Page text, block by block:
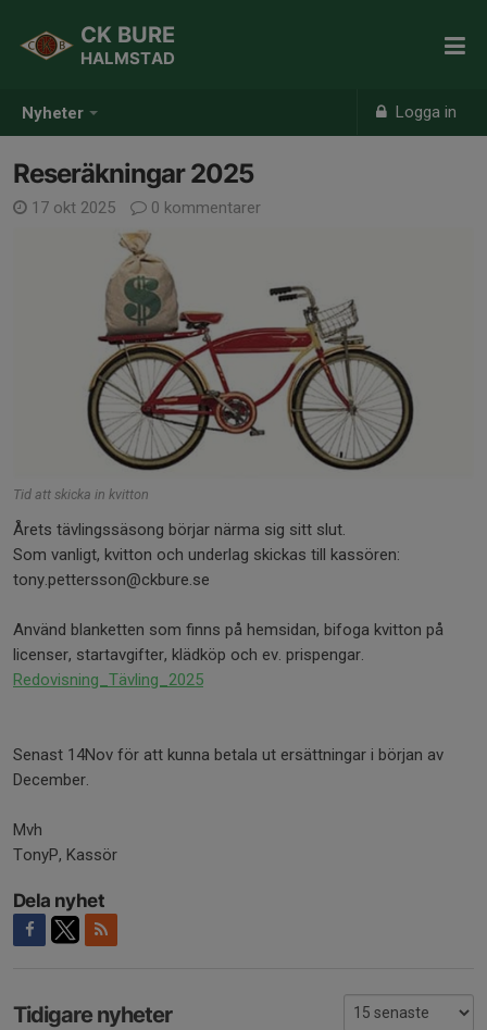
Nyheter Logga in
CK BURE
HALMSTAD
Reseräkningar 2025
17 okt 2025 0 kommentarer
Tid att skicka in kvitton
Årets tävlingssäsong börjar närma sig sitt slut.
Som vanligt, kvitton och underlag skickas till kassören:
tony.pettersson@ckbure.se
Använd blanketten som finns på hemsidan, bifoga kvitton på
licenser, startavgifter, klädköp och ev. prispengar.
Redovisning_Tävling_2025
Senast 14Nov för att kunna betala ut ersättningar i början av
December.
Mvh
TonyP, Kassör
Dela nyhet
Tidigare nyheter